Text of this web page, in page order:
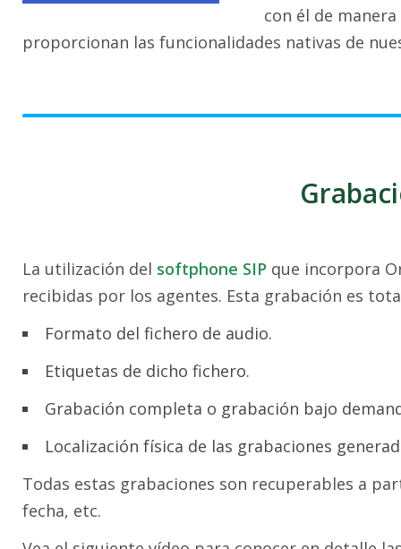
con él de
proporcionan las funcionalidades nativas de
La utilización del softphone SIP que incorpora
recibidas por los agentes. Esta grabación es
Formato del fichero de audio.
Etiquetas de dicho fichero.
Grabación completa o grabación bajo
Localización física de las grabaciones
Todas estas grabaciones son recuperables a
fecha, etc.